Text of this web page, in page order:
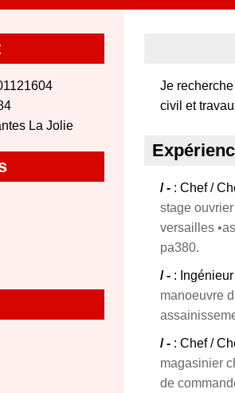
La Jolie
Je
civil et
/ - : Chef /
stage
versailles
pa380.
/ - :
manoeuvre
/ - : Chef /
magasinier
de